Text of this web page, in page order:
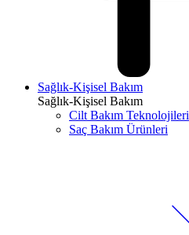
Sağlık-Kişisel Bakım
Sağlık-Kişisel Bakım
Cilt Bakım Teknolojileri
Saç Bakım Ürünleri